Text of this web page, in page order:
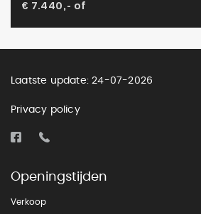
€ 7.440,- of
Laatste update: 24-07-2026
Privacy policy
Openingstijden
Verkoop